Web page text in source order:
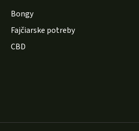
Bongy
Fajčiarske potreby
CBD